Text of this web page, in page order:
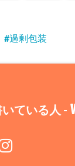
過剰包装
ている人 -